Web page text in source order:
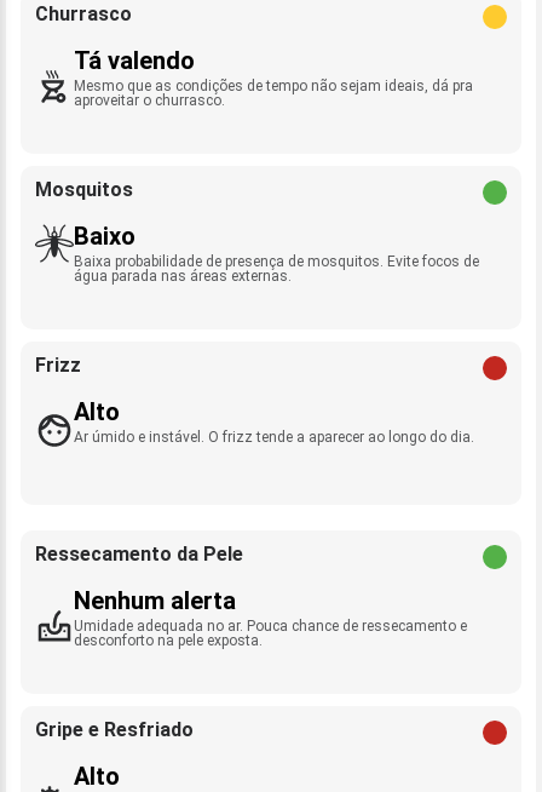
Churrasco
Tá valendo
Mesmo que as condições de tempo não sejam ideais, dá pra
aproveitar o churrasco.
Mosquitos
Baixo
Baixa probabilidade de presença de mosquitos. Evite focos de
água parada nas áreas externas.
Frizz
Alto
Ar úmido e instável. O frizz tende a aparecer ao longo do dia.
Ressecamento da Pele
Nenhum alerta
Umidade adequada no ar. Pouca chance de ressecamento e
desconforto na pele exposta.
Gripe e Resfriado
Alto